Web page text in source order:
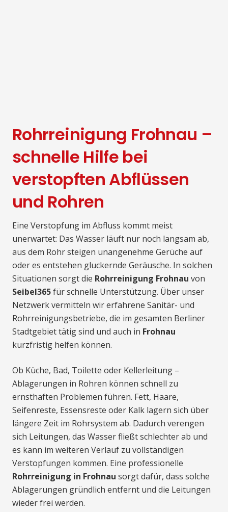
Rohrreinigung Frohnau –
schnelle Hilfe bei
verstopften Abflüssen
und Rohren
Eine Verstopfung im Abfluss kommt meist
unerwartet: Das Wasser läuft nur noch langsam ab,
aus dem Rohr steigen unangenehme Gerüche auf
oder es entstehen gluckernde Geräusche. In solchen
Situationen sorgt die Rohrreinigung Frohnau von
Seibel365für schnelle Unterstützung. Über unser
Netzwerk vermitteln wir erfahrene Sanitär- und
Rohrreinigungsbetriebe, die im gesamten Berliner
Stadtgebiet tätig sind und auch in Frohnau
kurzfristig helfen können.
Ob Küche, Bad, Toilette oder Kellerleitung –
Ablagerungen in Rohren können schnell zu
ernsthaften Problemen führen. Fett, Haare,
Seifenreste, Essensreste oder Kalk lagern sich über
längere Zeit im Rohrsystem ab. Dadurch verengen
sich Leitungen, das Wasser fließt schlechter ab und
es kann im weiteren Verlauf zu vollständigen
Verstopfungen kommen. Eine professionelle
Rohrreinigung in Frohnau sorgt dafür, dass solche
Ablagerungen gründlich entfernt und die Leitungen
wieder frei werden.